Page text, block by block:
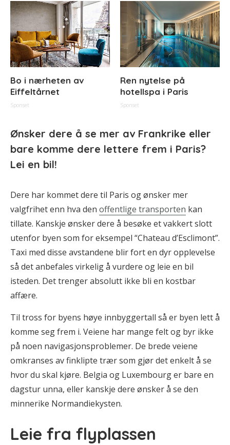
Bo i nærheten av
Eiffeltårnet
Sponset
Ren nytelse på
hotellspa i Paris
Sponset
Ønsker dere å se mer av Frankrike eller
bare komme dere lettere frem i Paris?
Lei en bil!
Dere har kommet dere til Paris og ønsker mer
valgfrihet enn hva den offentlige transporten kan
tillate. Kanskje ønsker dere å besøke et vakkert slott
utenfor byen som for eksempel “Chateau d’Esclimont”.
Taxi med disse avstandene blir fort en dyr opplevelse
så det anbefales virkelig å vurdere og leie en bil
isteden. Det trenger absolutt ikke bli en kostbar
affære.
Til tross for byens høye innbyggertall så er byen lett å
komme seg frem i. Veiene har mange felt og byr ikke
på noen navigasjonsproblemer. De brede veiene
omkranses av finklipte trær som gjør det enkelt å se
hvor du skal kjøre. Belgia og Luxembourg er bare en
dagstur unna, eller kanskje dere ønsker å se den
minnerike Normandiekysten.
Leie fra flyplassen